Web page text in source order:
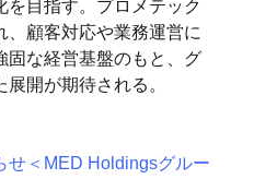
を目指す。プロメテック
、顧客対応や業務運営に
固な経営基盤のもと、グ
開が期待される。
せ＜MED Holdingsグルー